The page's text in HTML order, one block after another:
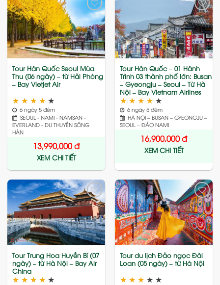
Add
to
wishlist
Tour Hàn Quốc Seoul Mùa
Thu (06 ngày) – từ Hải Phòng
– Bay Vietjet Air
★ ★ ★ ★ ★
6 ngày 5 đêm
SEOUL - NAMI - NAMSAN -
EVERLAND - DU THUYỀN SÔNG
HÀN
13,990,000đ
XEM CHI TIẾT
Add
to
wishlist
Tour Hàn Quốc – 01 Hành
Trình 03 thành phố lớn: Busan
– Gyeongju – Seoul – Từ Hà
Nội – Bay Vietnam Airlines
★ ★ ★ ★ ★
6 ngày 5 đêm
HÀ NỘI – BUSAN – GYEONGJU –
SEOUL – ĐẢO NAMI
16,900,000đ
XEM CHI TIẾT
Add
to
wishlist
Tour Trung Hoa Huyền Bí (07
ngày) – từ Hà Nội – Bay Air
China
★ ★ ★ ★ ★
Add
to
wishlist
Tour du lịch Đảo ngọc Đài
Loan (05 ngày) – từ Hà Nội
★ ★ ★ ★ ★